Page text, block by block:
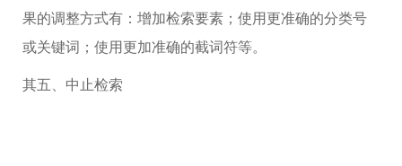
果的调整方式有：增加检索要素；使用更准确的分类号
或关键词；使用更加准确的截词符等。
其五、中止检索